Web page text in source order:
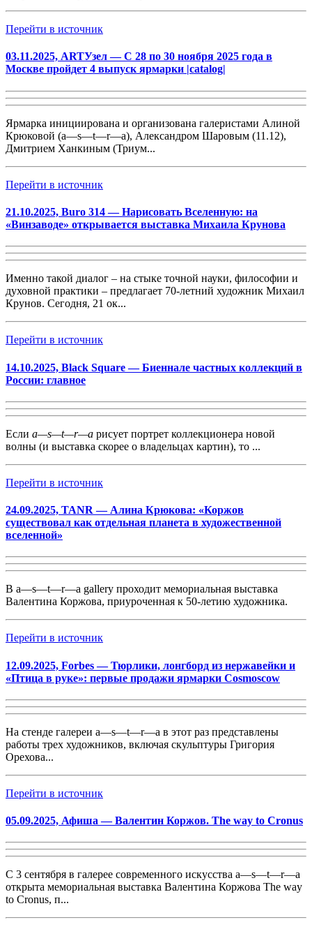
Перейти в источник
03.11.2025, ARTУзел — С 28 по 30 ноября 2025 года в
Москве пройдет 4 выпуск ярмарки |catalog|
Ярмарка инициирована и организована галеристами Алиной
Крюковой (a—s—t—r—a), Александром Шаровым (11.12),
Дмитрием Ханкиным (Триум...
Перейти в источник
21.10.2025, Buro 314 — Нарисовать Вселенную: на
«Винзаводе» открывается выставка Михаила Крунова
Именно такой диалог – на стыке точной науки, философии и
духовной практики – предлагает 70-летний художник Михаил
Крунов. Сегодня, 21 ок...
Перейти в источник
14.10.2025, Black Square — Биеннале частных коллекций в
России: главное
Если a—s—t—r—a рисует портрет коллекционера новой
волны (и выставка скорее о владельцах картин), то ...
Перейти в источник
24.09.2025, TANR — Алина Крюкова: «Коржов
существовал как отдельная планета в художественной
вселенной»
В a—s—t—r—a gallery проходит мемориальная выставка
Валентина Коржова, приуроченная к 50-летию художника.
Перейти в источник
12.09.2025, Forbes — Тюрлики, лонгборд из нержавейки и
«Птица в руке»: первые продажи ярмарки Cosmoscow
На стенде галереи a—s—t—r—a в этот раз представлены
работы трех художников, включая скульптуры Григория
Орехова...
Перейти в источник
05.09.2025, Афиша — Валентин Коржов. The way to Cronus
С 3 сентября в галерее современного искусства a—s—t—r—a
открыта мемориальная выставка Валентина Коржова The way
to Cronus, п...